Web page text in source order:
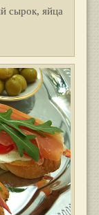
сырок, яйца